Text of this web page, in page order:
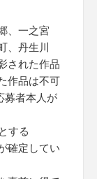
、一之宮
、丹生川
された作品
作品は不可
募者本人が
する
確定してい